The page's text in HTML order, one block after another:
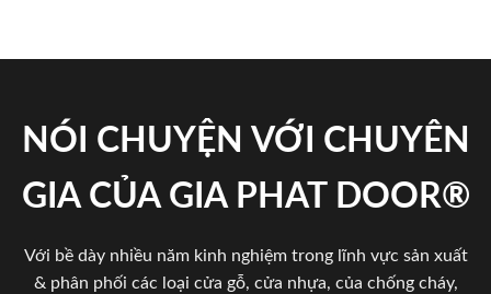
NÓI CHUYỆN VỚI CHUYÊN
GIA CỦA GIA PHAT DOOR®
Với bề dày nhiều năm kinh nghiệm trong lĩnh vực sản xuất
& phân phối các loại cửa gỗ, cửa nhựa, của chống cháy,